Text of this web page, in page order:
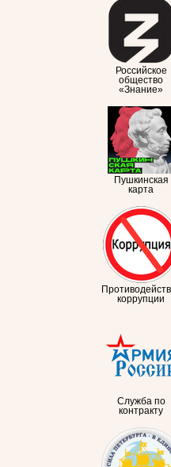
Российское
общество
«Знание»
Пушкинская
карта
коррупции
Служба по
контракту